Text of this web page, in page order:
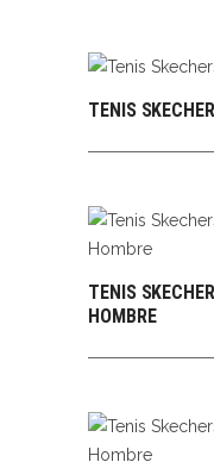
TENIS
TENIS
HOMBRE